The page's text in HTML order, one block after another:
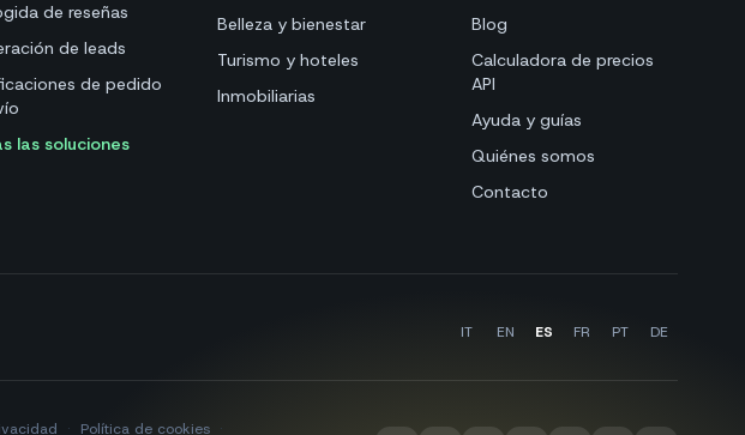
de reseñas
de leads
de pedido
las soluciones
Belleza y bienestar
Turismo y hoteles
Inmobiliarias
Blog
Calculadora de precios
API
Ayuda y guías
Quiénes somos
Contacto
IT EN ES FR PT DE
· Política de cookies ·